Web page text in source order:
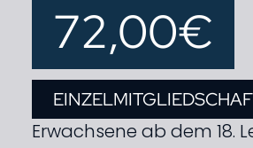
72,00€
Erwachsene ab dem 18.